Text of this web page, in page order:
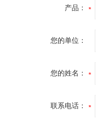
产品：
您的单位：
您的姓名：
联系电话：